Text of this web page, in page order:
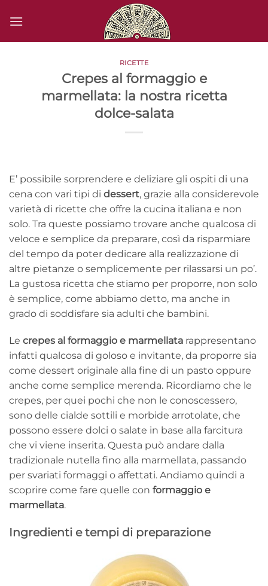
RICETTE
Crepes al formaggio e
marmellata: la nostra ricetta
dolce-salata
E’ possibile sorprendere e deliziare gli ospiti di una
cena con vari tipi di dessert, grazie alla considerevole
varietà di ricette che offre la cucina italiana e non
solo. Tra queste possiamo trovare anche qualcosa di
veloce e semplice da preparare, così da risparmiare
del tempo da poter dedicare alla realizzazione di
altre pietanze o semplicemente per rilassarsi un po’.
La gustosa ricetta che stiamo per proporre, non solo
è semplice, come abbiamo detto, ma anche in
grado di soddisfare sia adulti che bambini.
Le crepes al formaggio e marmellata rappresentano
infatti qualcosa di goloso e invitante, da proporre sia
come dessert originale alla fine di un pasto oppure
anche come semplice merenda. Ricordiamo che le
crepes, per quei pochi che non le conoscessero,
sono delle cialde sottili e morbide arrotolate, che
possono essere dolci o salate in base alla farcitura
che vi viene inserita. Questa può andare dalla
tradizionale nutella fino alla marmellata, passando
per svariati formaggi o affettati. Andiamo quindi a
scoprire come fare quelle con formaggio e
marmellata.
Ingredienti e tempi di preparazione